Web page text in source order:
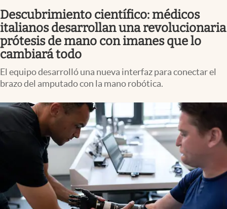
Descubrimiento científico: médicos
italianos desarrollan una revolucionaria
prótesis de mano con imanes que lo
cambiará todo
El equipo desarrolló una nueva interfaz para conectar el
brazo del amputado con la mano robótica.